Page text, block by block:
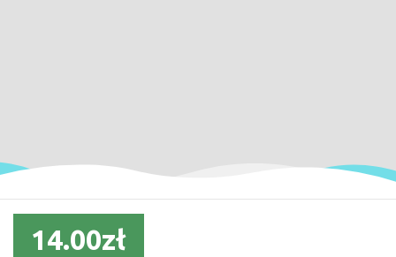
14.00zł